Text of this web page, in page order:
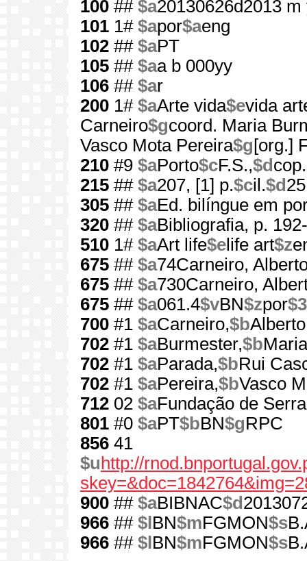
100 ## $a20130626d2013
101 1# $apor$aeng
102 ## $aPT
105 ## $aa b 000yy
106 ## $ar
200 1# $aArte vida$evida
Carneiro$gcoord. Maria
Vasco Mota Pereira$g [org.]
210 #9 $aPorto$cF.S.,$d
215 ## $a207, [1] p.$cil.$d
305 ## $aEd. bilíngue em
320 ## $aBibliografia, p.
510 1# $aArt life$e life art$z
675 ## $a74Carneiro,
675 ## $a730Carneiro,
675 ## $a061.4$vBN$zpor$3
700 #1 $aCarneiro,$b
702 #1 $aBurmester,$bMaria
702 #1 $aParada,$bRui
702 #1 $aPereira,$bVasco
712 02 $aFundação de
801 #0 $aPT$bBN$gRPC
856 41
$u http://
900 ## $aBIBNAC$d
966 ## $l BN$mFGMON$s
966 ## $l BN$mFGMON$s